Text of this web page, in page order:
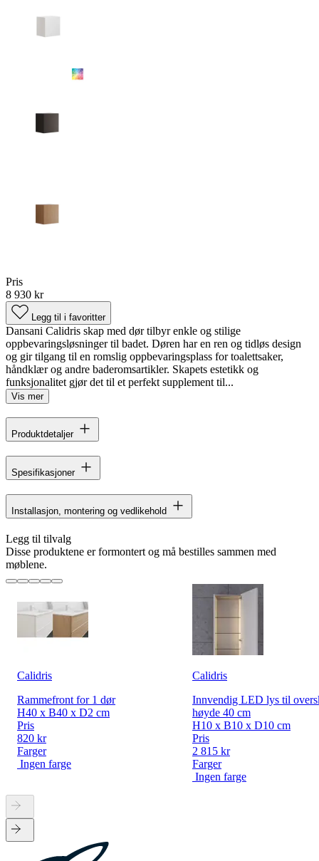
Pris
8 930 kr
Legg til i favoritter
Dansani Calidris skap med dør tilbyr enkle og stilige
oppbevaringsløsninger til badet. Døren har en ren og tidløs design
og gir tilgang til en romslig oppbevaringsplass for toalettsaker,
håndklær og andre baderomsartikler. Skapets estetikk og
funksjonalitet gjør det til et perfekt supplement til...
Vis mer
Produktdetaljer
Spesifikasjoner
Installasjon, montering og vedlikehold
Legg til tilvalg
Disse produktene er formontert og må bestilles sammen med
møblene.
Calidris
Rammefront for 1 dør
H40 x B40 x D2 cm
Pris
820 kr
Farger
Ingen farge
Calidris
Innvendig LED lys til
høyde 40 cm
H10 x B10 x D10 cm
Pris
2 815 kr
Farger
Ingen farge